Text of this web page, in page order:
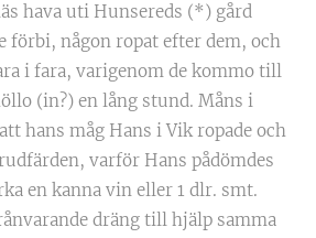
hava uti Hunsereds (*) gård
förbi, någon ropat efter dem, och
i fara, varigenom de kommo till
(in?) en lång stund. Måns i
hans måg Hans i Vik ropade och
varför Hans pådömdes
en kanna vin eller 1 dlr. smt.
dräng till hjälp samma